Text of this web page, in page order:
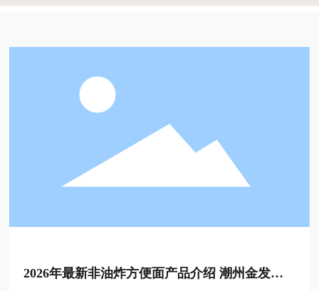
2026年最新非油炸方便面产品介绍 潮州金发食